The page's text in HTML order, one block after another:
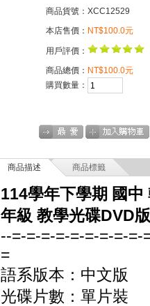
商品貨號：XCC12529
本店售價： NT$100.0元
用戶評價：
商品總價： NT$100.0元
購買數量：
商品描述 商品標籤
114學年下學期 國
年級 教學光碟DVD版
--=-=-=-=-=-=-=-=-=-
=
語系版本：中文版
光碟片數：單片裝